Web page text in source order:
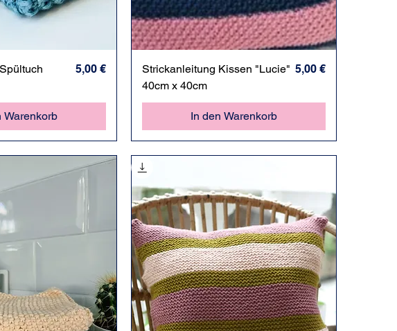
Preis
5,00 €
Warenkorb
Schnellansicht
Strickanleitung Kissen "Lucie"
40cm x 40cm
Preis
5,00 €
In den Warenkorb